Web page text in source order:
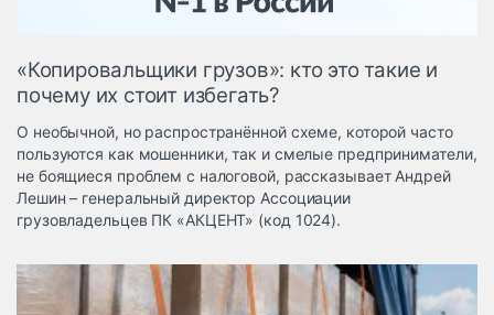
Безопасность и
Таможня и ВЭД
грузовые
терминалы
Коммерческий
транспорт
Автосервис,
«Копировальщики грузов»: кто это такие и
почему их стоит избегать?
О необычной, но распространённой схеме, которой часто
пользуются как мошенники, так и смелые предприниматели,
не боящиеся проблем с налоговой, рассказывает Андрей
Лешин – генеральный директор Ассоциации
грузовладельцев ПК «АКЦЕНТ» (код 1024).